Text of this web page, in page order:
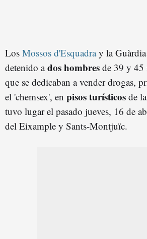
Los Mossos d'Esquadray la Guàrdia
detenido ados hombres de 39 y 45
que se dedicaban a vender drogas,
el 'chemsex', en pisos turísticos de
tuvo lugar el pasado jueves, 16 de
del Eixample y Sants-Montjuïc.